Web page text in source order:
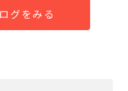
グをみる